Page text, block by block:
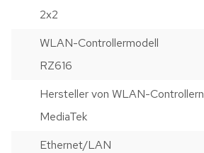
2x2
WLAN-Controllermodell
RZ616
Hersteller von WLAN-Controllern
MediaTek
Ethernet/LAN